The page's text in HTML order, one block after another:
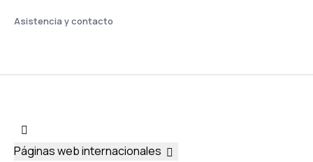
Asistencia y contacto
Páginas web internacionales